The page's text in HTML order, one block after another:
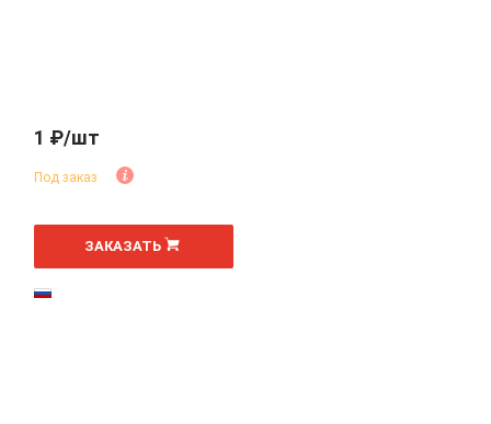
1 ₽/шт
Под заказ
ЗАКАЗАТЬ